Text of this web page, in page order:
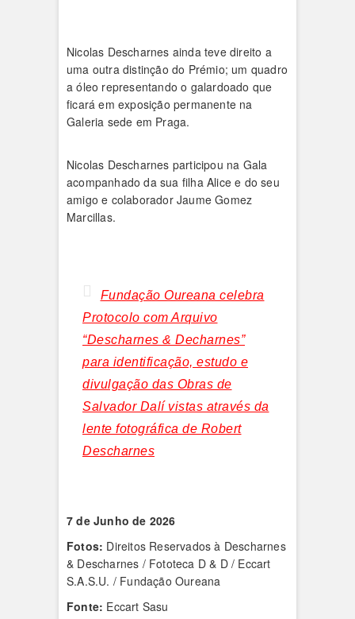
Nicolas Descharnes ainda teve direito a
uma outra distinção do Prémio; um quadro
a óleo representando o galardoado que
ficará em exposição permanente na
Galeria sede em Praga.
Nicolas Descharnes participou na Gala
acompanhado da sua filha Alice e do seu
amigo e colaborador Jaume Gomez
Marcillas.
Fundação Oureana celebra
Protocolo com Arquivo
“Descharnes & Decharnes”
para identificação, estudo e
divulgação das Obras de
Salvador Dalí vistas através da
lente fotográfica de Robert
Descharnes
7 de Junho de 2026
Fotos: Direitos Reservados à Descharnes
& Descharnes / Fototeca D & D / Eccart
S.A.S.U. / Fundação Oureana
Fonte: Eccart Sasu